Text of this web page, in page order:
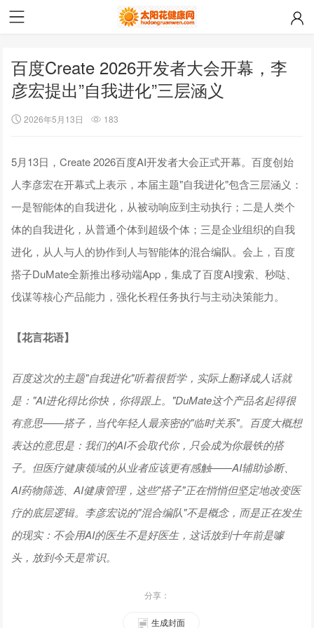
百度Create 2026开发者大会开幕，李
彦宏提出”自我进化”三层涵义
2026年5月13日 183
5月13日，Create 2026百度AI开发者大会正式开幕。百度创始
人李彦宏在开幕式上表示，本届主题"自我进化"包含三层涵义：
一是智能体的自我进化，从被动响应到主动执行；二是人类个
体的自我进化，从普通个体到超级个体；三是企业组织的自我
进化，从人与人的协作到人与智能体的混合编队。会上，百度
搭子DuMate全新推出移动端App，集成了百度AI搜索、秒哒、
伐谋等核心产品能力，强化长程任务执行与主动决策能力。
【花言花语】
百度这次的主题"自我进化"听着很哲学，实际上翻译成人话就
是："AI进化得比你快，你得跟上。"DuMate这个产品名起得很
有意思——搭子，当代年轻人最亲密的"临时关系"。百度大概想
表达的意思是：我们的AI不会取代你，只会成为你最铁的搭
子。但医疗健康领域的从业者应该更有感触——AI辅助诊断、
AI药物筛选、AI健康管理，这些"搭子"正在悄悄但坚定地改变医
疗的底层逻辑。李彦宏说的"混合编队"不是概念，而是正在发生
的现实：不会用AI的医生不是好医生，这话放到十年前是噱
头，放到今天是常识。
分享：
生成封面